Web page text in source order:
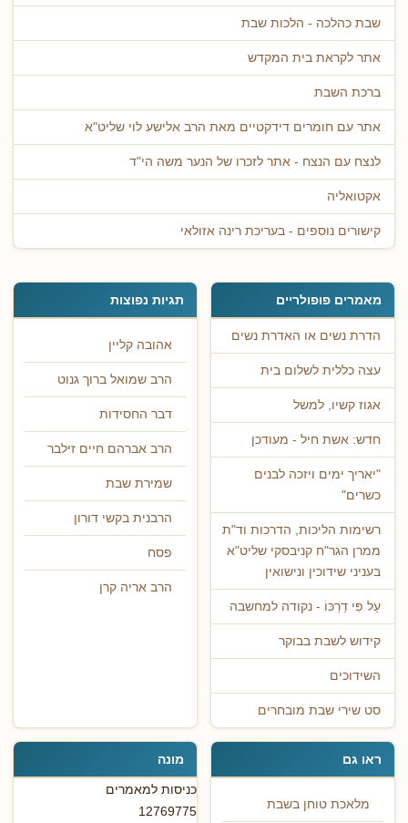
שבת כהלכה - הלכות שבת
אתר לקראת בית המקדש
ברכת השבת
אתר עם חומרים דידקטיים מאת הרב אלישע לוי שליט"א
לנצח עם הנצח - אתר לזכרו של הנער משה הי"ד
אקטואליה
קישורים נוספים - בעריכת רינה אזולאי
מאמרים פופולריים
הדרת נשים או האדרת נשים
עצה כללית לשלום בית
אגוז קשיו, למשל
חדש: אשת חיל - מעודכן
"יאריך ימים ויזכה לבנים
כשרים"
רשימות הליכות, הדרכות וד"ת
ממרן הגר"ח קניבסקי שליט"א
בעניני שידוכין ונישואין
עַל פִּי דַרְכּוֹ - נקודה למחשבה
קידוש לשבת בבוקר
השידוכים
סט שירי שבת מובחרים
תגיות נפוצות
אהובה קליין
הרב שמואל ברוך גנוט
דבר החסידות
הרב אברהם חיים זילבר
שמירת שבת
הרבנית בקשי דורון
פסח
הרב אריה קרן
ראו גם
מלאכת טוחן בשבת
מונה
כניסות למאמרים
12769775